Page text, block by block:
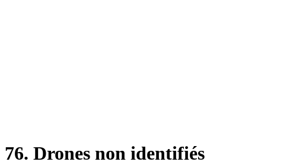
76. Drones non identifiés